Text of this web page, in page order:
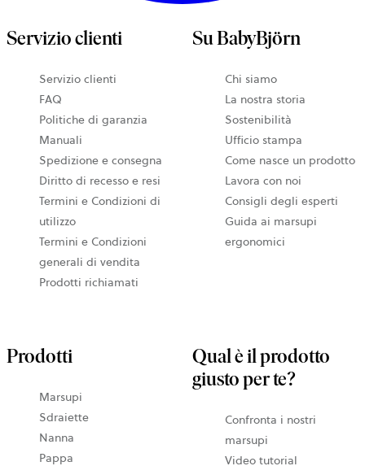
Servizio clienti
Servizio clienti
FAQ
Politiche di garanzia
Manuali
Spedizione e consegna
Diritto di recesso e resi
Termini e Condizioni di
utilizzo
Termini e Condizioni
generali di vendita
Prodotti richiamati
Su BabyBjörn
Chi siamo
La nostra storia
Sostenibilità
Ufficio stampa
Come nasce un prodotto
Lavora con noi
Consigli degli esperti
Guida ai marsupi
ergonomici
Prodotti
Marsupi
Sdraiette
Nanna
Pappa
Qual è il prodotto
giusto per te?
Confronta i nostri
marsupi
Video tutorial